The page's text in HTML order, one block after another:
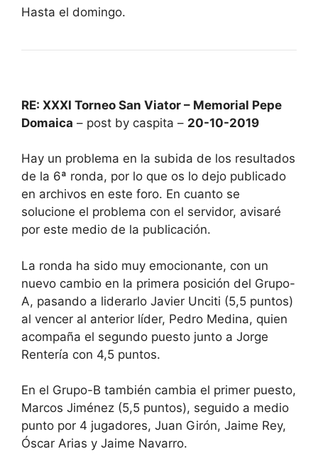
Hasta el domingo.
RE: XXXI Torneo San Viator – Memorial Pepe
Domaica – post by caspita – 20-10-2019
Hay un problema en la subida de los resultados
de la 6ª ronda, por lo que os lo dejo publicado
en archivos en este foro. En cuanto se
solucione el problema con el servidor, avisaré
por este medio de la publicación.
La ronda ha sido muy emocionante, con un
nuevo cambio en la primera posición del Grupo-
A, pasando a liderarlo Javier Unciti (5,5 puntos)
al vencer al anterior líder, Pedro Medina, quien
acompaña el segundo puesto junto a Jorge
Rentería con 4,5 puntos.
En el Grupo-B también cambia el primer puesto,
Marcos Jiménez (5,5 puntos), seguido a medio
punto por 4 jugadores, Juan Girón, Jaime Rey,
Óscar Arias y Jaime Navarro.